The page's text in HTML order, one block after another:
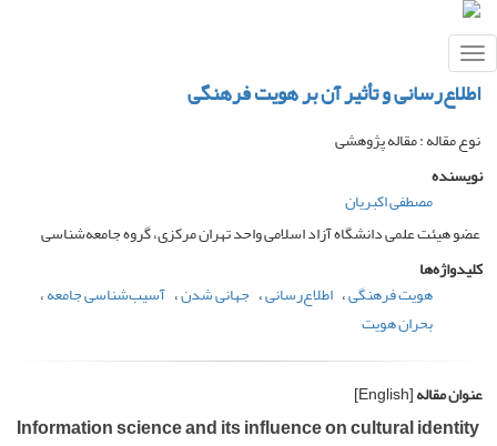
Toggle
navigation
اطلاع‌رسانی و تأثیر آن بر هویت فرهنگی
نوع مقاله : مقاله پژوهشی
نویسنده
مصطفی اکبریان
عضو هیئت علمی دانشگاه آزاد اسلامی واحد تهران مرکزی، گروه جامعه‌شناسی
کلیدواژه‌ها
هویت فرهنگی اطلاع‌رسانی جهانی شدن آسیب‌شناسی جامعه
بحران هویت
عنوان مقاله[English]
Information science and its influence on cultural identity